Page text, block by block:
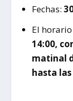
Fechas:
El
14:00,
matinal
hasta las